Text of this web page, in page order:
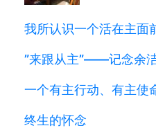
我所认识一个活在主面
”来跟从主”——记念余
一个有主行动、有主使
终生的怀念